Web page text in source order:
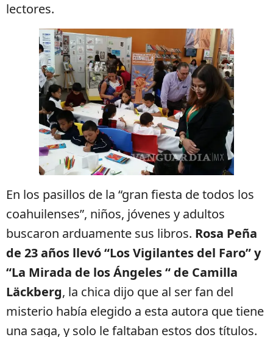
lectores.
En los pasillos de la “gran fiesta de todos los
coahuilenses”, niños, jóvenes y adultos
buscaron arduamente sus libros. Rosa Peña
de 23 años llevó “Los Vigilantes del Faro” y
“La Mirada de los Ángeles “ de Camilla
Läckberg, la chica dijo que al ser fan del
misterio había elegido a esta autora que tiene
una saga, y solo le faltaban estos dos títulos.